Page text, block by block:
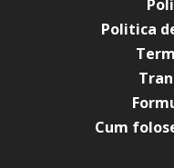
Politica
Cum